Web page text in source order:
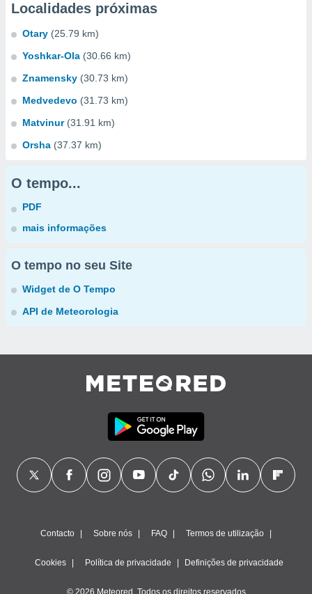
Localidades próximas
Otary (25.79 km)
Yoshkar-Ola (30.66 km)
Znamensky (30.73 km)
Medvedevo (31.73 km)
Matvinur (31.91 km)
Orsha (37.37 km)
O tempo...
PDF
mais informações
O tempo no seu Site
Widget de O Tempo
API de Meteorologia
Contacto Sobre nós FAQ Termos de utilização
Cookies Política de privacidade Definições de privacidade
© 2026 Meteored. Todos os direitos reservados